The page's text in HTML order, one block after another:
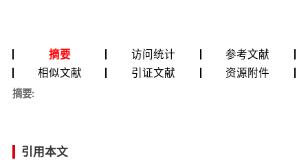
摘要 访问统计
参考文献
相似文献
引证文献 资源附件
摘要:
引用本文